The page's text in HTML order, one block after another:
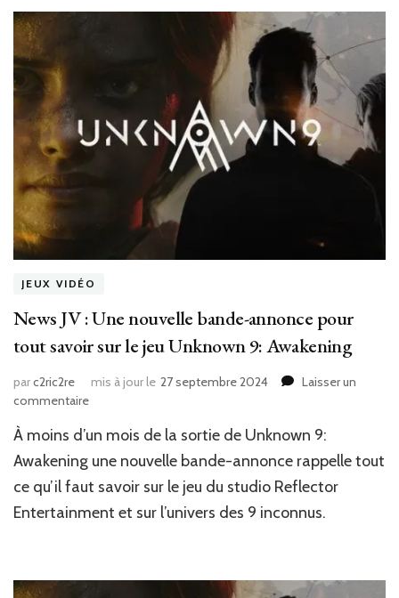
JEUX VIDÉO
News JV : Une nouvelle bande-annonce pour
tout savoir sur le jeu Unknown 9: Awakening
parc2ric2re mis à jour le 27 septembre 2024
Laisser un
commentairesur
JV
nouvelle
bande-
À moins d’un mois de la sortie de Unknown 9:
Awakening une nouvelle bande-annonce rappelle tout
ce qu’il faut savoir sur le jeu du studio Reflector
Entertainment et sur l’univers des 9 inconnus.